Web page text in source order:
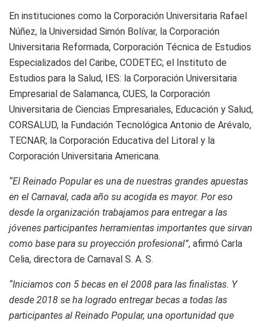
En instituciones como la Corporación Universitaria Rafael
Núñez, la Universidad Simón Bolívar, la Corporación
Universitaria Reformada, Corporación Técnica de Estudios
Especializados del Caribe, CODETEC; el Instituto de
Estudios para la Salud, IES: la Corporación Universitaria
Empresarial de Salamanca, CUES, la Corporación
Universitaria de Ciencias Empresariales, Educación y Salud,
CORSALUD, la Fundación Tecnológica Antonio de Arévalo,
TECNAR; la Corporación Educativa del Litoral y la
Corporación Universitaria Americana.
“El Reinado Popular es una de nuestras grandes apuestas
en el Carnaval, cada año su acogida es mayor. Por eso
desde la organización trabajamos para entregar a las
jóvenes participantes herramientas importantes que sirvan
como base para su proyección profesional”, afirmó Carla
Celia, directora de Carnaval S. A. S.
“Iniciamos con 5 becas en el 2008 para las finalistas. Y
desde 2018 se ha logrado entregar becas a todas las
participantes al Reinado Popular, una oportunidad que